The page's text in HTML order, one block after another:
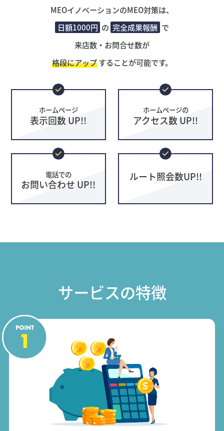
MEOイノベーションのMEO対策は、
日額1000円 の 完全成果報酬 で
来店数・お問合せ数が
格段にアップすることが可能です。
ホームページ
表示回数 UP!!
ホームページの
アクセス数 UP!!
電話での
お問い合わせ UP!!
ルート照会数UP!!
サービスの特徴